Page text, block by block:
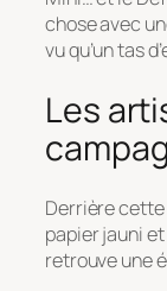
chose avec
vu qu’un tas
Les
Derrière
papier jauni
retrouve une